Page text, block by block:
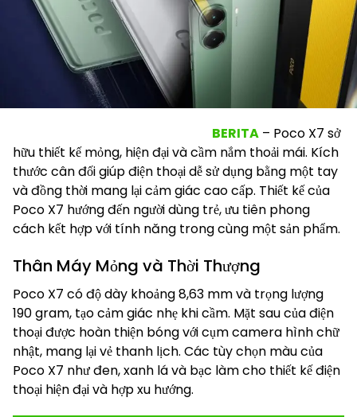
BERITA – Poco X7 sở
hữu thiết kế mỏng, hiện đại và cầm nắm thoải mái. Kích
thước cân đối giúp điện thoại dễ sử dụng bằng một tay
và đồng thời mang lại cảm giác cao cấp. Thiết kế của
Poco X7 hướng đến người dùng trẻ, ưu tiên phong
cách kết hợp với tính năng trong cùng một sản phẩm.
Thân Máy Mỏng và Thời Thượng
Poco X7 có độ dày khoảng 8,63 mm và trọng lượng
190 gram, tạo cảm giác nhẹ khi cầm. Mặt sau của điện
thoại được hoàn thiện bóng với cụm camera hình chữ
nhật, mang lại vẻ thanh lịch. Các tùy chọn màu của
Poco X7 như đen, xanh lá và bạc làm cho thiết kế điện
thoại hiện đại và hợp xu hướng.